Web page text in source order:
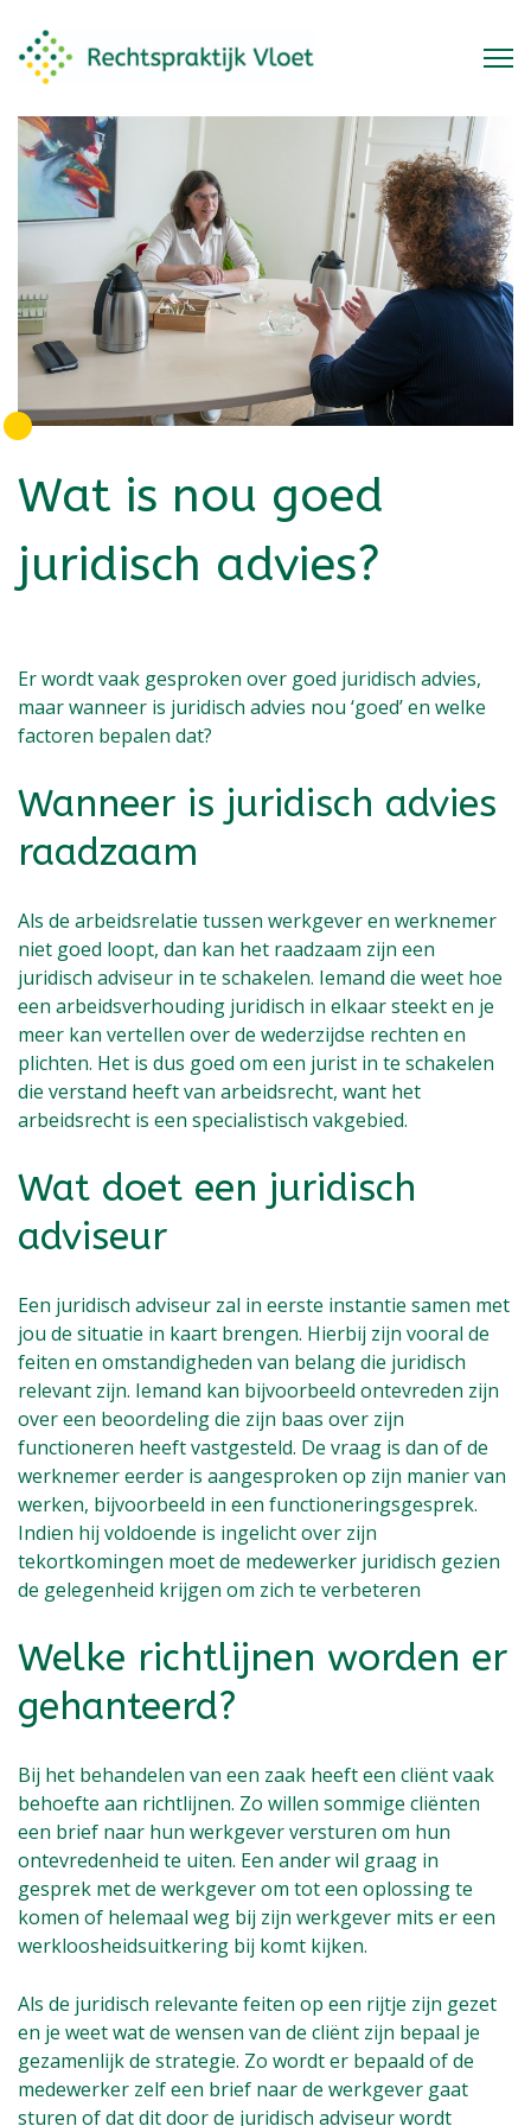
Wat is nou goed
juridisch advies?
Er wordt vaak gesproken over goed juridisch advies,
maar wanneer is juridisch advies nou ‘goed’ en welke
factoren bepalen dat?
Wanneer is juridisch advies
raadzaam
Als de arbeidsrelatie tussen werkgever en werknemer
niet goed loopt, dan kan het raadzaam zijn een
juridisch adviseur in te schakelen. Iemand die weet hoe
een arbeidsverhouding juridisch in elkaar steekt en je
meer kan vertellen over de wederzijdse rechten en
plichten. Het is dus goed om een jurist in te schakelen
die verstand heeft van arbeidsrecht, want het
arbeidsrecht is een specialistisch vakgebied.
Wat doet een juridisch
adviseur
Een juridisch adviseur zal in eerste instantie samen met
jou de situatie in kaart brengen. Hierbij zijn vooral de
feiten en omstandigheden van belang die juridisch
relevant zijn. Iemand kan bijvoorbeeld ontevreden zijn
over een beoordeling die zijn baas over zijn
functioneren heeft vastgesteld. De vraag is dan of de
werknemer eerder is aangesproken op zijn manier van
werken, bijvoorbeeld in een functioneringsgesprek.
Indien hij voldoende is ingelicht over zijn
tekortkomingen moet de medewerker juridisch gezien
de gelegenheid krijgen om zich te verbeteren
Welke richtlijnen worden er
gehanteerd?
Bij het behandelen van een zaak heeft een cliënt vaak
behoefte aan richtlijnen. Zo willen sommige cliënten
een brief naar hun werkgever versturen om hun
ontevredenheid te uiten. Een ander wil graag in
gesprek met de werkgever om tot een oplossing te
komen of helemaal weg bij zijn werkgever mits er een
werkloosheidsuitkering bij komt kijken.
Als de juridisch relevante feiten op een rijtje zijn gezet
en je weet wat de wensen van de cliënt zijn bepaal je
gezamenlijk de strategie. Zo wordt er bepaald of de
medewerker zelf een brief naar de werkgever gaat
sturen of dat dit door de juridisch adviseur wordt